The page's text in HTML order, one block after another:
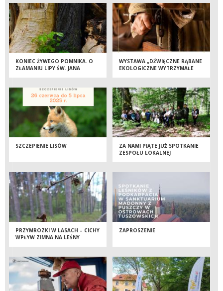
NAMI!
KONIEC ŻYWEGO POMNIKA. O
ZŁAMANIU LIPY ŚW. JANA
WYSTAWA „DŹWIĘCZNE RĄBANE
EKOLOGICZNE WYTRZYMAŁE
SZCZEPIENIE LISÓW
ZA NAMI PIĄTE JUŻ SPOTKANIE
ZESPOŁU LOKALNEJ
PRZYMROZKI W LASACH – CICHY
WPŁYW ZIMNA NA LEŚNY
ZAPROSZENIE